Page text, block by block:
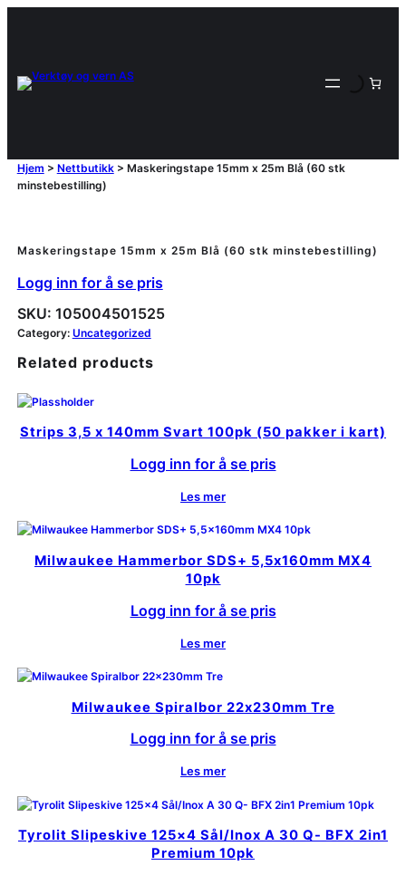
Hjem > Nettbutikk> Maskeringstape 15mm x 25m Blå (60 stk
minstebestilling)
Maskeringstape 15mm x 25m Blå (60 stk minstebestilling)
Logg inn for å se pris
SKU: 105004501525
Category: Uncategorized
Related products
Strips 3,5 x 140mm Svart 100pk (50 pakker i kart)
Logg inn for å se pris
Les mer
Milwaukee Hammerbor SDS+ 5,5x160mm MX4
10pk
Logg inn for å se pris
Les mer
Milwaukee Spiralbor 22x230mm Tre
Logg inn for å se pris
Les mer
Tyrolit Slipeskive 125×4 Sål/Inox A 30 Q- BFX 2in1
Premium 10pk